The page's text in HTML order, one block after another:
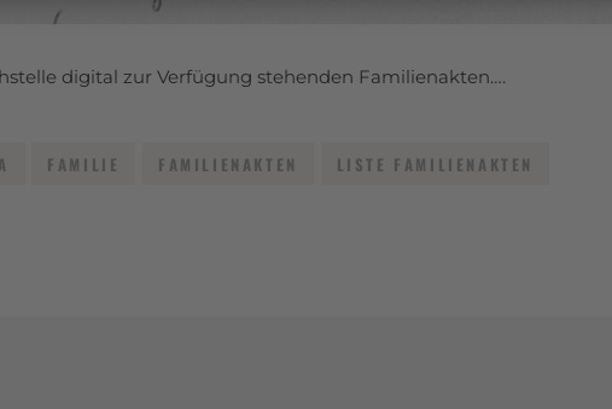
digital zur Verfügung stehenden Familienakten….
FAMILIE FAMILIENAKTEN LISTE FAMILIENAKTEN